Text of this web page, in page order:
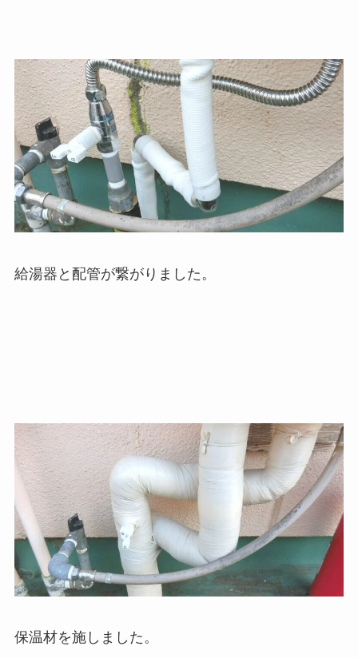
給湯器と配管が繋がりました。
保温材を施しました。